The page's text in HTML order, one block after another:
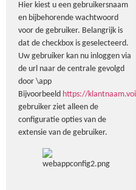
Hier kiest u een gebruikersnaam
en bijbehorende wachtwoord
voor de gebruiker. Belangrijk is
dat de checkbox is geselecteerd.
Uw gebruiker kan nu inloggen via
de url naar de centrale gevolgd
door \app
Bijvoorbeeld https://
gebruiker ziet alleen de
configuratie opties van de
extensie van de gebruiker.